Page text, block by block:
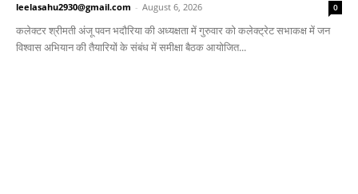
leelasahu2930@gmail.com - August 6, 2026 0
कलेक्टर श्रीमती अंजू पवन भदौरिया की अध्यक्षता में गुरुवार को कलेक्ट्रेट सभाकक्ष में जन
विश्वास अभियान की तैयारियों के संबंध में समीक्षा बैठक आयोजित...